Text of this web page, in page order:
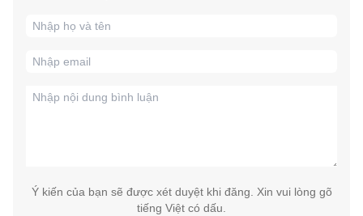
Ý kiến của bạn sẽ được xét duyệt khi đăng. Xin vui lòng gõ
tiếng Việt có dấu.